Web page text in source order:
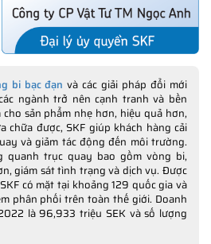
bi bạc đạn và các giải pháp đổi mới
ngành trở nên cạnh tranh và bền
sản phẩm nhẹ hơn, hiệu quả hơn,
chữa được, SKF giúp khách hàng cải
và giảm tác động đến môi trường.
quanh trục quay bao gồm vòng bi,
giám sát tình trạng và dịch vụ. Được
có mặt tại khoảng 129 quốc gia và
phân phối trên toàn thế giới. Doanh
là 96,933 triệu SEK và số lượng